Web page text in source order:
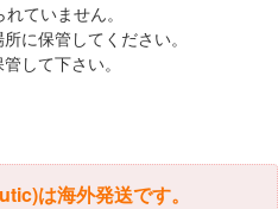
ていません。
に保管してください。
して下さい。
は海外発送です。